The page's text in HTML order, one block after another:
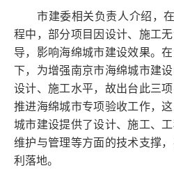
市建委相关负责人介绍，在
程中，部分项目因设计、施工
导，影响海绵城市建设效果。
下，为增强南京市海绵城市建
设计、施工水平，故出台此三
推进海绵城市专项验收工作，
城市建设提供了设计、施工、
维护与管理等方面的技术支撑
利落地。